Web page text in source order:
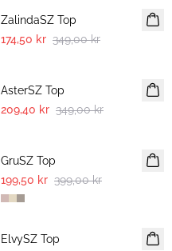
ZalindaSZ Top
174,50 kr 349,00 kr
AsterSZ Top
209,40 kr 349,00 kr
GruSZ Top
199,50 kr 399,00 kr
-50%
ElvySZ Top